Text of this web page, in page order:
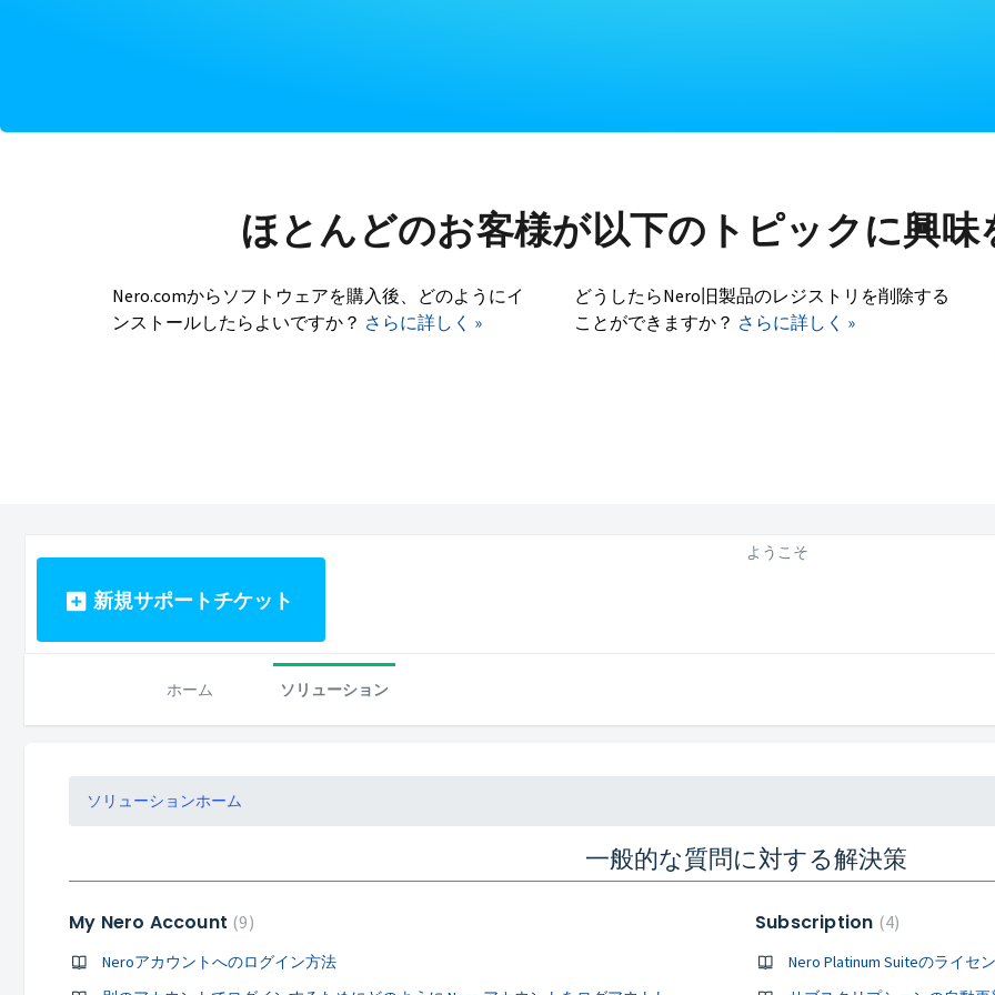
ほとんどのお客様が以下のトピックに興味
Nero.comからソフトウェアを購入後、どのようにイ
ンストールしたらよいですか？ さらに詳しく »
どうしたらNero旧製品のレジストリを削除する
ことができますか？ さらに詳しく »
新規サポートチケット
ようこそ
ホーム ソリューション
ソリューションホーム
一般的な質問に対する解決策
My Nero Account 9
Neroアカウントへのログイン方法
Subscription 4
Nero Platinum Suiteのライセ